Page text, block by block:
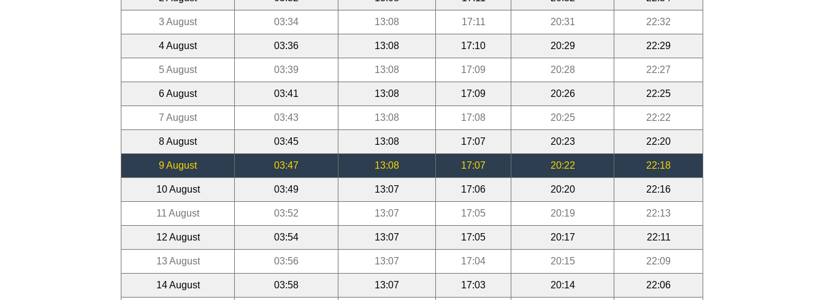
3 August 03:34 13:08 17:11 20:31 22:32
4 August 03:36 13:08 17:10 20:29 22:29
5 August 03:39 13:08 17:09 20:28 22:27
6 August 03:41 13:08 17:09 20:26 22:25
7 August 03:43 13:08 17:08 20:25 22:22
8 August 03:45 13:08 17:07 20:23 22:20
9 August 03:47 13:08 17:07 20:22 22:18
10 August 03:49 13:07 17:06 20:20 22:16
11 August 03:52 13:07 17:05 20:19 22:13
12 August 03:54 13:07 17:05 20:17 22:11
13 August 03:56 13:07 17:04 20:15 22:09
14 August 03:58 13:07 17:03 20:14 22:06